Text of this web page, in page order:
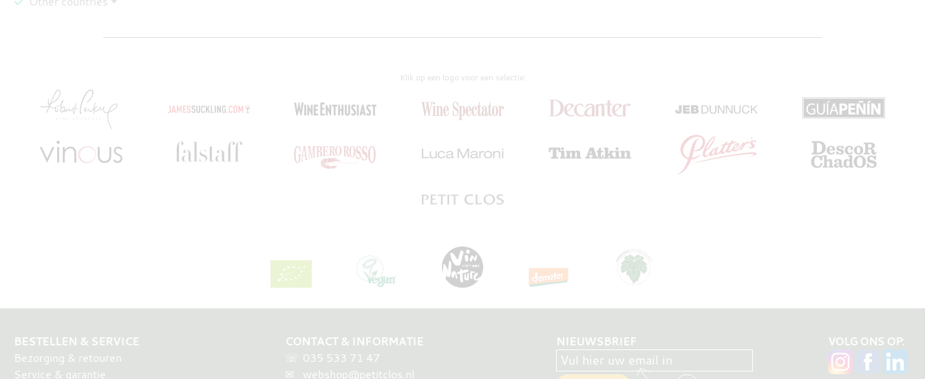
Klik op een logo voor een selectie:
BESTELLEN & SERVICE
Bezorging & retouren
Service & garantie
CONTACT & INFORMATIE
☏
035 533 71 47
✉
webshop@petitclos.nl
NIEUWSBRIEF VOLG ONS OP: